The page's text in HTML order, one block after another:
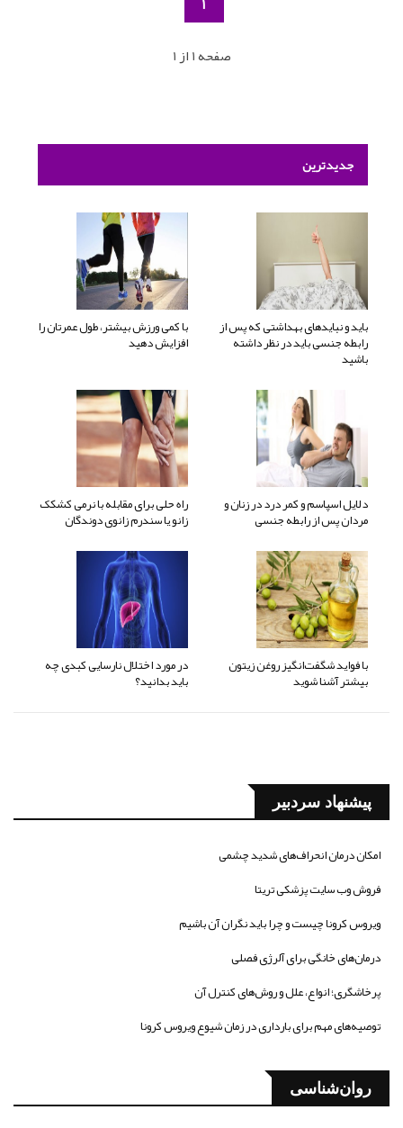
صفحه 1 از 1
جدیدترین
باید و نبایدهای بهداشتی که پس از
رابطه جنسی باید در نظر داشته
باشید
با کمی ورزش بیشتر، طول عمرتان را
افزایش دهید
دلایل اسپاسم و کمر درد در زنان و
مردان پس از رابطه جنسی
راه حلی برای مقابله با نرمی کشکک
زانو یا سندرم زانوی دوندگان
با فواید شگفت‌انگیز روغن زیتون
بیشتر آشنا شوید
در مورد اختلال نارسایی کبدی چه
باید بدانید؟
پیشنهاد سردبیر
امکان درمان انحراف‌های شدید چشمی
فروش وب سایت پزشکی تریتا
ویروس کرونا چیست و چرا باید نگران آن باشیم
درمان‌های خانگی برای آلرژی فصلی
پرخاشگری؛ انواع، علل و روش‌های کنترل آن
توصیه‌های مهم برای بارداری در زمان شیوع ویروس کرونا
روان‌شناسی